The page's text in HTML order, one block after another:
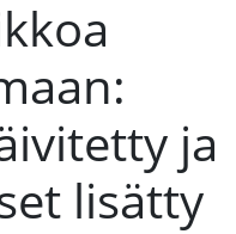
ja
lisätty